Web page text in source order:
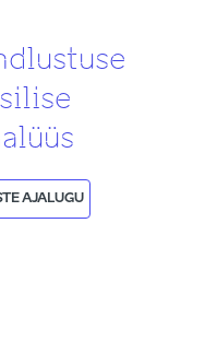
AJALUGU